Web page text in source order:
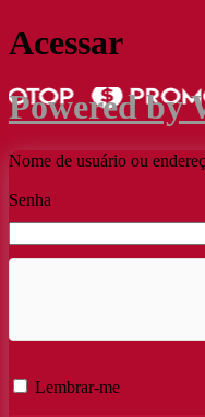
Acessar
Powered by
Nome de usuário ou
Senha
Lembrar-me